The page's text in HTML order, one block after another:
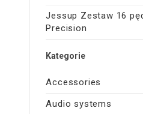
Jessup Zestaw 16
Precision
Kategorie
Accessories
Audio systems